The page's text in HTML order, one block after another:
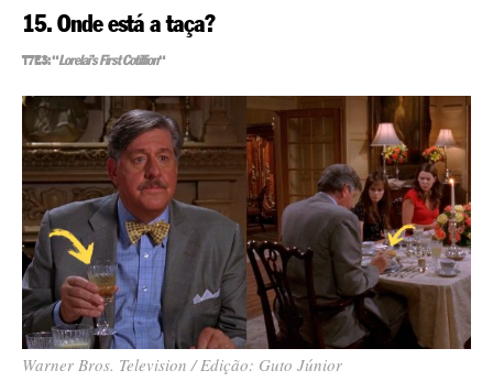
15. Onde está a taça?
T7E3: “Lorelai’s First Cotillion“
Warner Bros. Television / Edição: Guto Júnior